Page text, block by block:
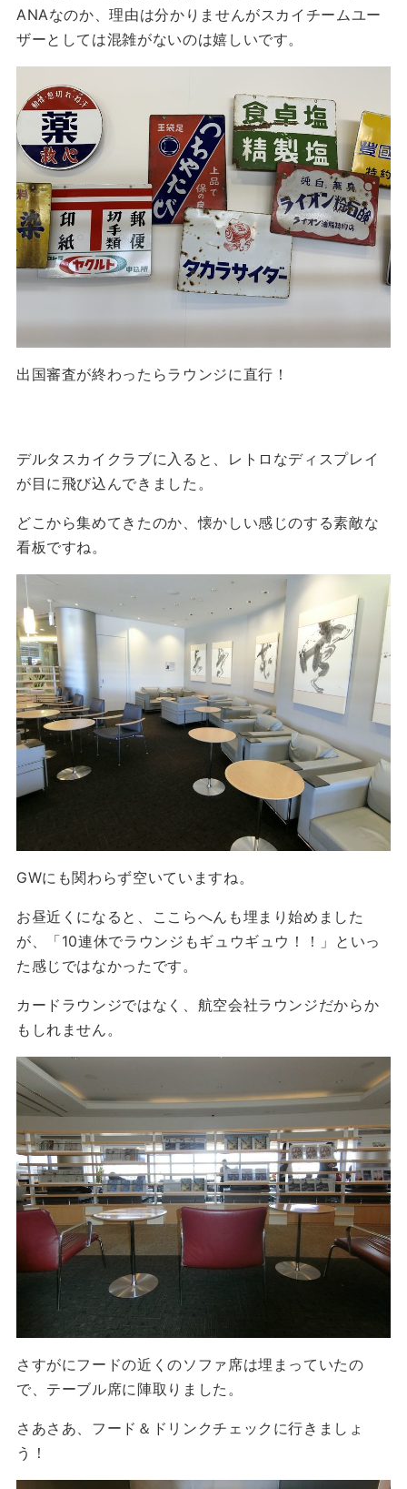
ANAなのか、理由は分かりませんがスカイチームユー
ザーとしては混雑がないのは嬉しいです。
出国審査が終わったらラウンジに直行！
デルタスカイクラブに入ると、レトロなディスプレイ
が目に飛び込んできました。
どこから集めてきたのか、懐かしい感じのする素敵な
看板ですね。
GWにも関わらず空いていますね。
お昼近くになると、ここらへんも埋まり始めました
が、「10連休でラウンジもギュウギュウ！！」といっ
た感じではなかったです。
カードラウンジではなく、航空会社ラウンジだからか
もしれません。
さすがにフードの近くのソファ席は埋まっていたの
で、テーブル席に陣取りました。
さあさあ、フード＆ドリンクチェックに行きましょ
う！